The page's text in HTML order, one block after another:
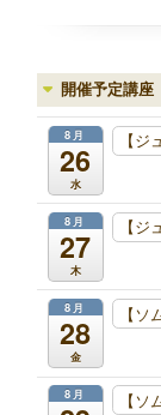
開催予定講座
8月
26
水
【
8月
27
木
【
8月
28
金
【
8月 【